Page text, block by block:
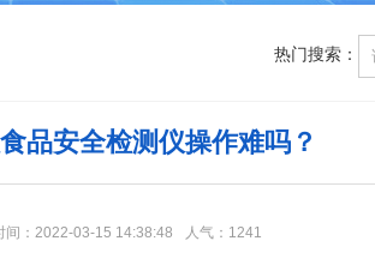
热门搜索：
品安全检测仪操作难吗？
间：2022-03-15 14:38:48 人气： 1241